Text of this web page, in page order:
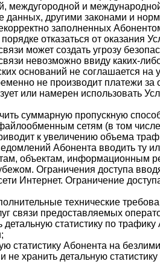
междугородной и
данных, другими законами и
заполненных
отказаться от оказания
может создать угрозу
невозможно ввиду каких-
оснований не соглашается
не производит платежи за
или намерен использовать
суммарную пропускную
сетям (в том
к увеличению объема
Абонента вводить ту
объектам, информационным
Ограничения доступа
Интернет. Ограничение
технические
связи предоставляемых
детальную статистику по
статистику Абонента на
не хранить детальную